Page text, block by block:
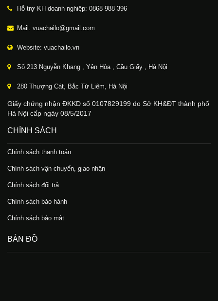
Hỗ trợ KH doanh nghiệp: 0868 988 396
Mail: vuachailo@gmail.com
Website: vuachailo.vn
Số 213 Nguyễn Khang , Yên Hòa , Cầu Giấy , Hà Nội
280 Thượng Cát, Bắc Từ Liêm, Hà Nội
Giấy chứng nhận ĐKKD số 0107829199 do Sở KH&ĐT thành phố
Hà Nội cấp ngày 08/5/2017
CHÍNH SÁCH
Chính sách thanh toán
Chính sách vận chuyển, giao nhận
Chính sách đổi trả
Chính sách bảo hành
Chính sách bảo mật
BẢN ĐỒ